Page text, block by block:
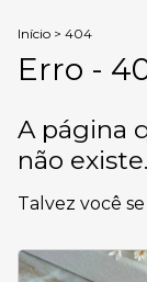
Início > 404
Erro -
A página
não existe.
Talvez você